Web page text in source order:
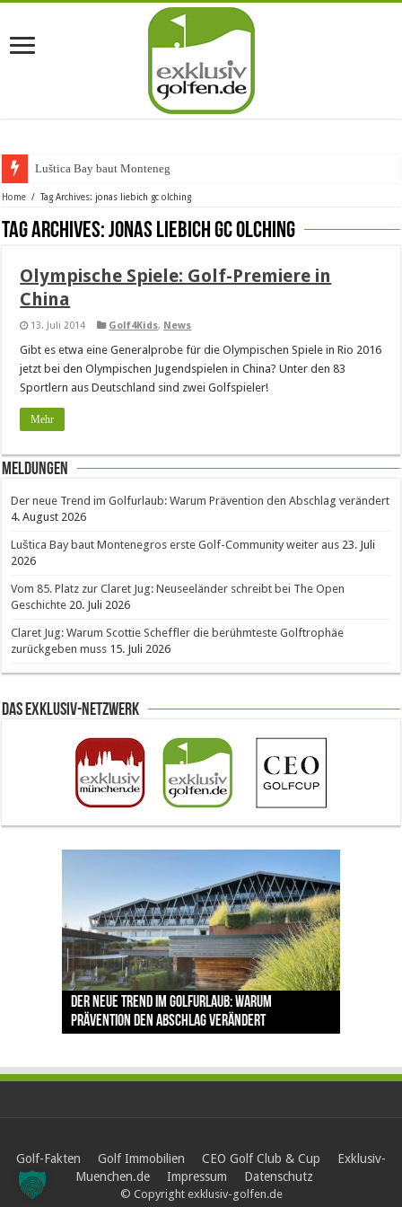
Luštica Bay baut Montenegros
Home / Tag Archives: jonas liebich gc olching
Tag Archives:jonas liebich gc olching
Olympische Spiele: Golf-Premiere in
China
13. Juli 2014 Golf4Kids, News
Gibt es etwa eine Generalprobe für die Olympischen Spiele in Rio 2016
jetzt bei den Olympischen Jugendspielen in China? Unter den 83
Sportlern aus Deutschland sind zwei Golfspieler!
Mehr
Meldungen
Der neue Trend im Golfurlaub: Warum Prävention den Abschlag verändert
4. August 2026
Luštica Bay baut Montenegros erste Golf-Community weiter aus 23. Juli
2026
Vom 85. Platz zur Claret Jug: Neuseeländer schreibt bei The Open
Geschichte 20. Juli 2026
Claret Jug: Warum Scottie Scheffler die berühmteste Golftrophäe
zurückgeben muss 15. Juli 2026
Das Exklusiv-Netzwerk
Der neue Trend im Golfurlaub: Warum
Prävention den Abschlag verändert
Luštica Bay baut Montenegros erste Golf-
Community weiter aus
Vom 85. Platz zur Claret Jug: Neuseeländer
schreibt bei The Open Geschichte
Claret Jug: Warum Scottie Scheffler die
berühmteste Golftrophäe zurückgeben muss
The Open 2026 in Royal Birkdale: Warum der
traditionsreiche Linksplatz zu den größten
Herausforderungen im Golfsport zählt
Golf-Fakten Golf Immobilien CEO Golf Club & Cup
Exklusiv-
Muenchen.de
Impressum Datenschutz
© Copyright exklusiv-golfen.de